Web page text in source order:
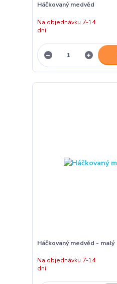
Háčkovaný medvěd
Na objednávku 7-14
dní
Háčkovaný medvěd - malý
Na objednávku 7-14
dní